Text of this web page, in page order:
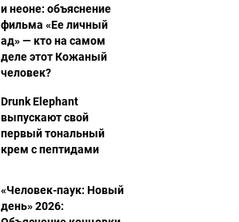
и неоне: объяснение
фильма «Ее личный
ад» — кто на самом
деле этот Кожаный
человек?
Drunk Elephant
выпускают свой
первый тональный
крем с пептидами
«Человек-паук: Новый
день» 2026: